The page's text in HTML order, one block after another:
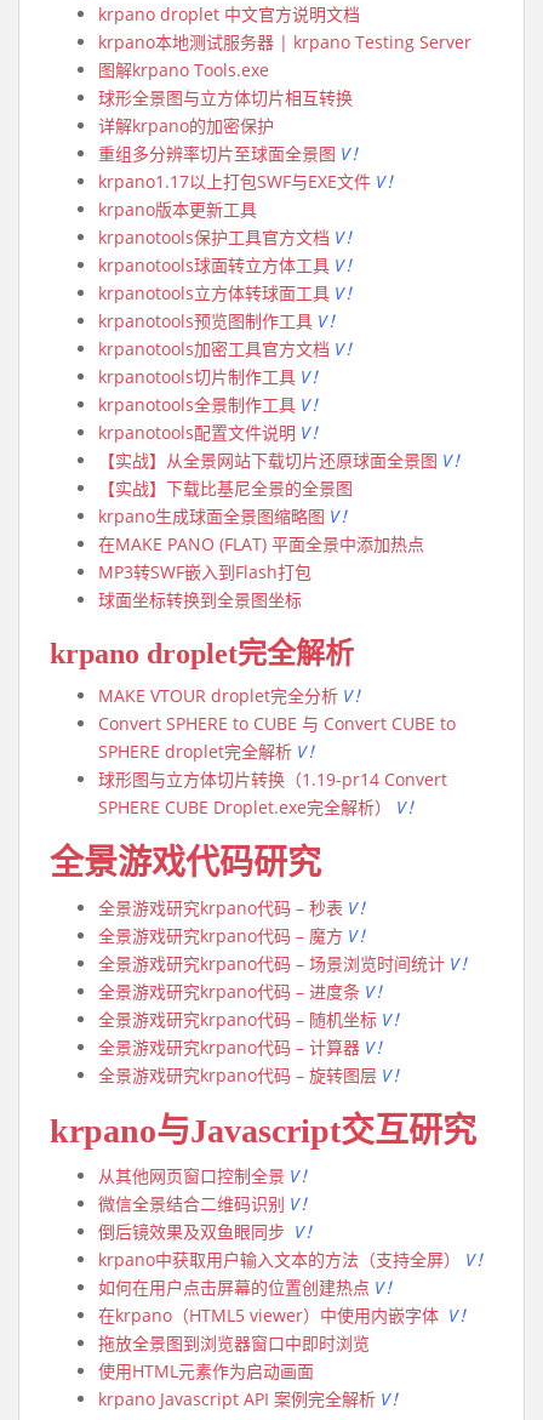
krpano droplet 中文官方说明文档
krpano本地测试服务器 | krpano Testing Server
图解krpano Tools.exe
球形全景图与立方体切片相互转换
详解krpano的加密保护
重组多分辨率切片至球面全景图 V！
krpano1.17以上打包SWF与EXE文件 V！
krpano版本更新工具
krpanotools保护工具官方文档 V！
krpanotools球面转立方体工具 V！
krpanotools立方体转球面工具 V！
krpanotools预览图制作工具 V！
krpanotools加密工具官方文档 V！
krpanotools切片制作工具 V！
krpanotools全景制作工具 V！
krpanotools配置文件说明 V！
【实战】从全景网站下载切片还原球面全景图 V！
【实战】下载比基尼全景的全景图
krpano生成球面全景图缩略图 V！
在MAKE PANO (FLAT) 平面全景中添加热点
MP3转SWF嵌入到Flash打包
球面坐标转换到全景图坐标
krpano droplet完全解析
MAKE VTOUR droplet完全分析 V！
Convert SPHERE to CUBE 与 Convert CUBE to
SPHERE droplet完全解析 V！
球形图与立方体切片转换（1.19-pr14 Convert
SPHERE CUBE Droplet.exe完全解析）
V！
全景游戏代码研究
全景游戏研究krpano代码 – 秒表 V！
全景游戏研究krpano代码 – 魔方 V！
全景游戏研究krpano代码 – 场景浏览时间统计 V！
全景游戏研究krpano代码 – 进度条 V！
全景游戏研究krpano代码 – 随机坐标 V！
全景游戏研究krpano代码 – 计算器 V！
全景游戏研究krpano代码 – 旋转图层 V！
krpano与Javascript交互研究
从其他网页窗口控制全景 V！
微信全景结合二维码识别 V！
倒后镜效果及双鱼眼同步 V！
krpano中获取用户输入文本的方法（支持全屏）
V！
如何在用户点击屏幕的位置创建热点 V！
在krpano（HTML5 viewer）中使用内嵌字体 V！
拖放全景图到浏览器窗口中即时浏览
使用HTML元素作为启动画面
krpano Javascript API 案例完全解析 V！